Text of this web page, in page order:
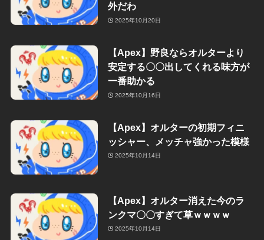
外だわ
2025年10月20日
【Apex】野良ならオルターより
安定する〇〇出してくれる味方が
一番助かる
2025年10月16日
【Apex】オルターの初期フィニ
ッシャー、メッチャ強かった模様
2025年10月14日
【Apex】オルター消えた今のラ
ンクマ〇〇すぎて草ｗｗｗｗ
2025年10月14日